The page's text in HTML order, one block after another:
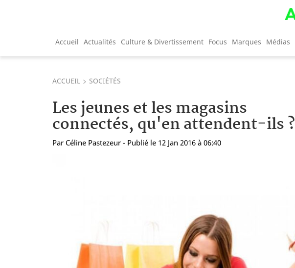
Accueil Actualités Culture & Divertissement Focus Marques Médias
ACCUEIL SOCIÉTÉS
Les jeunes et les magasins
connectés, qu'en attendent-ils ?
Par Céline Pastezeur - Publié le 12 Jan 2016 à 06:40